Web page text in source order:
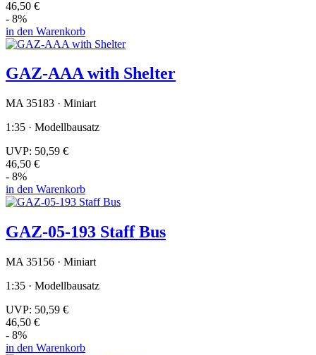
46,50 €
- 8%
in den Warenkorb
GAZ-AAA with Shelter
MA 35183 · Miniart
1:35 · Modellbausatz
UVP: 50,59 €
46,50 €
- 8%
in den Warenkorb
GAZ-05-193 Staff Bus
MA 35156 · Miniart
1:35 · Modellbausatz
UVP: 50,59 €
46,50 €
- 8%
in den Warenkorb